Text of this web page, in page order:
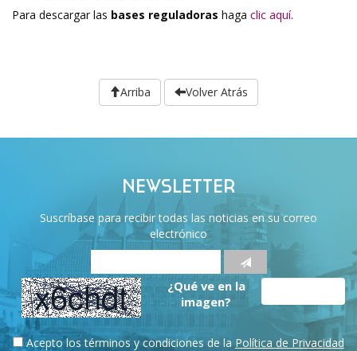
Para descargar las bases reguladoras haga clic aquí.
Arriba Volver Atrás
NEWSLETTER
Suscríbase para recibir todas las noticias en su correo
electrónico
¿Qué ve en la
imagen?
Acepto los términos y condiciones de la Política de Privacidad